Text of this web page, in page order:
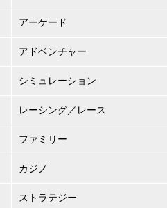
アーケード
アドベンチャー
シミュレーション
レーシング／レース
ファミリー
カジノ
ストラテジー